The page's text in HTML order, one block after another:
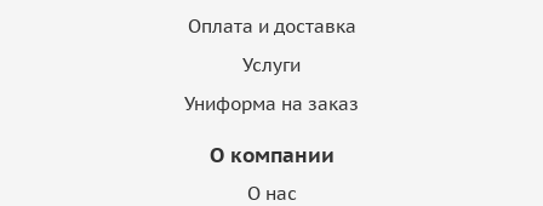
Оплата и доставка
Услуги
Униформа на заказ
О компании
О нас